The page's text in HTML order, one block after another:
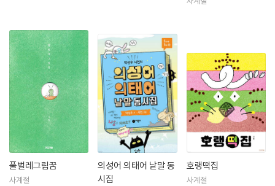
풀벌레그림꿈
사계절
의성어 의태어 낱말 동
시집
호랭떡집
사계절